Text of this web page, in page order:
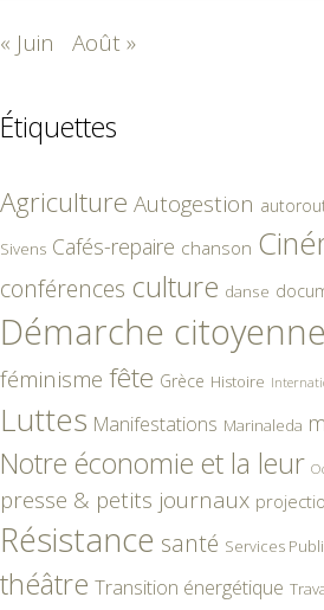
« Juin Août »
Étiquettes
Agriculture Autogestion
Sivens Cafés-repaire chanson
conférences culture danse
Démarche citoyenne
féminisme fête Grèce Histoire
Luttes Manifestations Marinaleda
Notre économie et la leur
presse & petits journaux
Résistance santé Services
théâtre Transition énergétique